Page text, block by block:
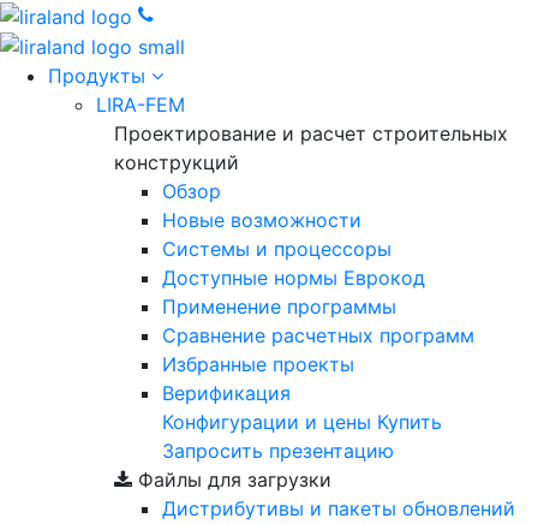
Продукты
LIRA-FEM
Проектирование и расчет строительных
конструкций
Обзор
Новые возможности
Cистемы и процессоры
Доступные нормы Еврокод
Применение программы
Сравнение расчетных программ
Избранные проекты
Верификация
Конфигурации и цены Купить
Запросить презентацию
Файлы для загрузки
Дистрибутивы и пакеты обновлений